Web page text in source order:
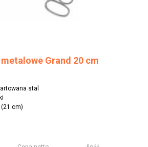
Grand 20 cm
stal
cm)